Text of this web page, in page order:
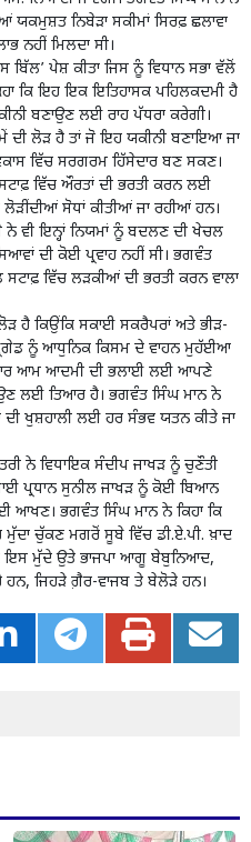
ਯਕਮੁਸ਼ਤ ਨਿਬੇੜਾ ਸਕੀਮਾਂ ਸਿਰਫ਼ ਛਲਾਵਾ
ਨਹੀਂ ਮਿਲਦਾ ਸੀ।
ਪੇਸ਼ ਕੀਤਾ ਜਿਸ ਨੂੰ ਵਿਧਾਨ ਸਭਾ ਵੱਲੋਂ
ਕਿ ਇਹ ਇਕ ਇਤਿਹਾਸਕ ਪਹਿਲਕਦਮੀ ਹੈ
ਬਣਾਉਣ ਲਈ ਰਾਹ ਪੱਧਰਾ ਕਰੇਗੀ।
ਦੀ ਲੋੜ ਹੈ ਤਾਂ ਜੋ ਇਹ ਯਕੀਨੀ ਬਣਾਇਆ ਜਾ
ਵਿੱਚ ਸਰਗਰਮ ਹਿੱਸੇਦਾਰ ਬਣ ਸਕਣ।
ਵਿੱਚ ਔਰਤਾਂ ਦੀ ਭਰਤੀ ਕਰਨ ਲਈ
ਸੋਧਾਂ ਕੀਤੀਆਂ ਜਾ ਰਹੀਆਂ ਹਨ।
ਨੇ ਵੀ ਇਨ੍ਹਾਂ ਨਿਯਮਾਂ ਨੂੰ ਬਦਲਣ ਦੀ ਖੇਚਲ
ਦੀ ਕੋਈ ਪ੍ਰਵਾਹ ਨਹੀਂ ਸੀ। ਭਗਵੰਤ
ਸਟਾਫ਼ ਵਿੱਚ ਲੜਕੀਆਂ ਦੀ ਭਰਤੀ ਕਰਨ ਵਾਲਾ
ਹੈ ਕਿਉਂਕਿ ਸਕਾਈ ਸਕਰੈਪਰਾਂ ਅਤੇ ਭੀੜ-
ਨੂੰ ਆਧੁਨਿਕ ਕਿਸਮ ਦੇ ਵਾਹਨ ਮੁਹੱਈਆ
ਆਮ ਆਦਮੀ ਦੀ ਭਲਾਈ ਲਈ ਆਪਣੇ
ਲਈ ਤਿਆਰ ਹੈ। ਭਗਵੰਤ ਸਿੰਘ ਮਾਨ ਨੇ
ਦੀ ਖੁਸ਼ਹਾਲੀ ਲਈ ਹਰ ਸੰਭਵ ਯਤਨ ਕੀਤੇ ਜਾ
ਨੇ ਵਿਧਾਇਕ ਸੰਦੀਪ ਜਾਖੜ ਨੂੰ ਚੁਣੌਤੀ
ਪ੍ਰਧਾਨ ਸੁਨੀਲ ਜਾਖੜ ਨੂੰ ਕੋਈ ਬਿਆਨ
ਆਖਣ। ਭਗਵੰਤ ਸਿੰਘ ਮਾਨ ਨੇ ਕਿਹਾ ਕਿ
ਮੁੱਦਾ ਚੁੱਕਣ ਮਗਰੋਂ ਸੂਬੇ ਵਿੱਚ ਡੀ.ਏ.ਪੀ. ਖ਼ਾਦ
ਇਸ ਮੁੱਦੇ ਉਤੇ ਭਾਜਪਾ ਆਗੂ ਬੇਬੁਨਿਆਦ,
ਹਨ, ਜਿਹੜੇ ਗ਼ੈਰ-ਵਾਜਬ ਤੇ ਬੇਲੋੜੇ ਹਨ।